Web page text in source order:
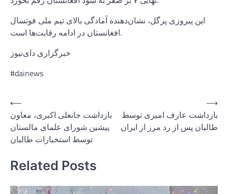
این پیروزی پرگل، نشان‌دهنده آمادگی بالای تیم ملی فوتسال
افغانستان در ادامه رقابت‌ها است.
خبرگزاری دای‌نیوز
#dainews
Post
navigation
⟵
بازداشت جانعلی اکبری، معاون
پیشین شورای علمای مالستان
توسط استخبارات طالبان
بازداشت عارف امیری توسط
طالبان پس از رد مرز از ایران
⟶
Related Posts